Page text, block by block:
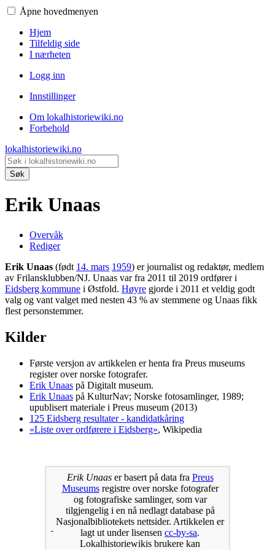
Åpne hovedmenyen
Hjem
Tilfeldig side
I nærheten
Logg inn
Innstillinger
Om lokalhistoriewiki.no
Forbehold
lokalhistoriewiki.no
Søk
Erik Unaas
Overvåk
Rediger
Erik Unaas (født 14. mars 1959) er journalist og redaktør, medlem
av Frilansklubben/NJ. Unaas var fra 2011 til 2019 ordfører i
Eidsberg kommune i Østfold. Høyre gjorde i 2011 et veldig godt
valg og vant valget med nesten 43 % av stemmene og Unaas fikk
flest personstemmer.
Kilder
Første versjon av artikkelen er henta fra Preus museums
register over norske fotografer.
Erik Unaas på Digitalt museum.
Erik Unaas på KulturNav; Norske fotosamlinger, 1989;
upublisert materiale i Preus museum (2013)
125 Eidsberg resultater - kandidatkåring
«Liste over ordførere i Eidsberg», Wikipedia
Erik Unaaser basert på data fra Preus
Museumsregistre over norske fotografer
og fotografiske samlinger, som var
tilgjengelig i en nå nedlagt database på
Nasjonalbibliotekets nettsider. Artikkelen er
lagt ut under lisensen cc-by-sa.
Lokalhistoriewikis brukere kan